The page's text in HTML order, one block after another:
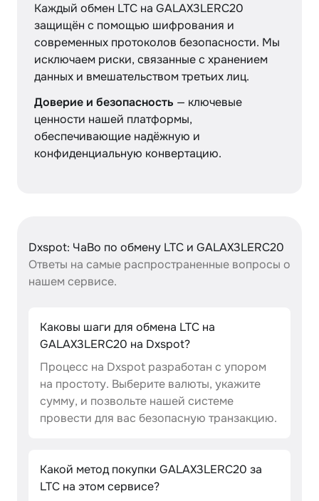
Каждый обмен LTC на GALAX3LERC20
защищён с помощью шифрования и
современных протоколов безопасности. Мы
исключаем риски, связанные с хранением
данных и вмешательством третьих лиц.
Доверие и безопасность — ключевые
ценности нашей платформы,
обеспечивающие надёжную и
конфиденциальную конвертацию.
Dxspot: ЧаВо по обмену LTC и GALAX3LERC20
Ответы на самые распространенные вопросы о
нашем сервисе.
Каковы шаги для обмена LTC на
GALAX3LERC20 на Dxspot?
Процесс на Dxspot разработан с упором
на простоту. Выберите валюты, укажите
сумму, и позвольте нашей системе
провести для вас безопасную транзакцию.
Какой метод покупки GALAX3LERC20 за
LTC на этом сервисе?